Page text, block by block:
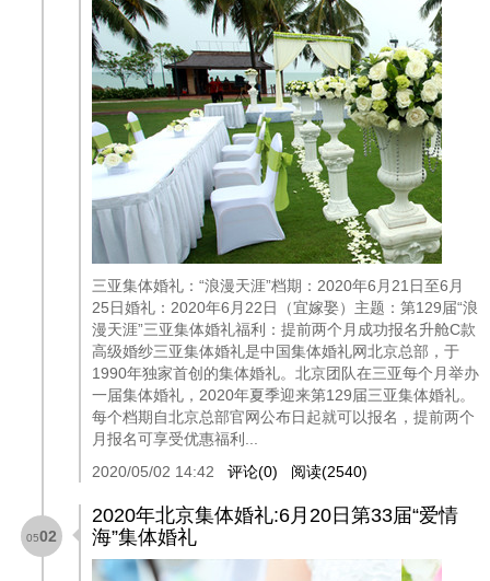
三亚集体婚礼：“浪漫天涯”档期：2020年6月21日至6月
25日婚礼：2020年6月22日（宜嫁娶）主题：第129届“浪
漫天涯”三亚集体婚礼福利：提前两个月成功报名升舱C款
高级婚纱三亚集体婚礼是中国集体婚礼网北京总部，于
1990年独家首创的集体婚礼。北京团队在三亚每个月举办
一届集体婚礼，2020年夏季迎来第129届三亚集体婚礼。
每个档期自北京总部官网公布日起就可以报名，提前两个
月报名可享受优惠福利...
2020/05/02 14:42 评论(0) 阅读(2540)
0502
2020年北京集体婚礼:6月20日第33届“爱情
海”集体婚礼